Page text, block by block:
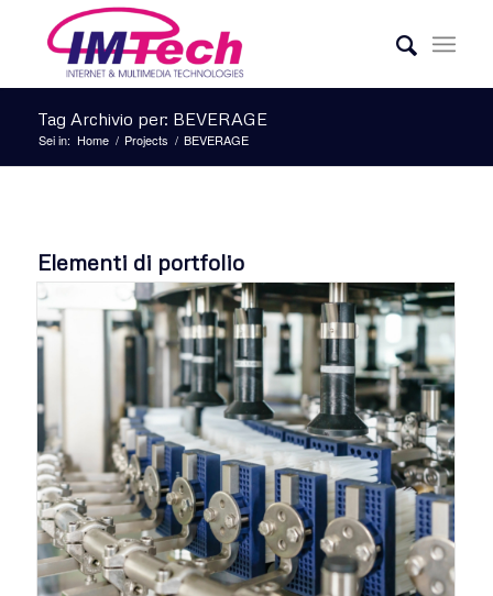
Tag Archivio per: BEVERAGE
Sei in: Home / Projects / BEVERAGE
Elementi di portfolio